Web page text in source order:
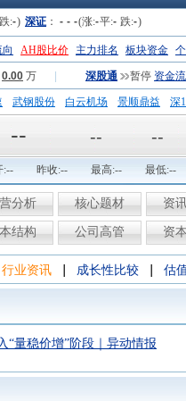
跌:-) 深证 ： - - -(涨:-平:- 跌:-)
AH股比价 主力排名 板块资金
0.00 万 深股通 暂停 资金
武钢股份 白云机场 景顺鼎益
深
-- -- --
:-- 昨收:-- 最高:-- 最低:--
分析 核心题材 资
结构 公司高管 资
行业资讯 成长性比较 估
“量稳价增”阶段｜异动情报